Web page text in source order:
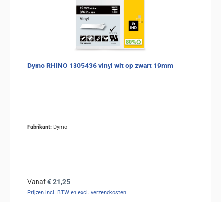
Dymo RHINO 1805436 vinyl wit op zwart 19mm
Fabrikant: Dymo
Normale prijs:
Vanaf€ 21,25
Prijzen incl. BTW en excl. verzendkosten